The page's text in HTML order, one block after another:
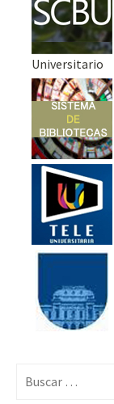
Universitario